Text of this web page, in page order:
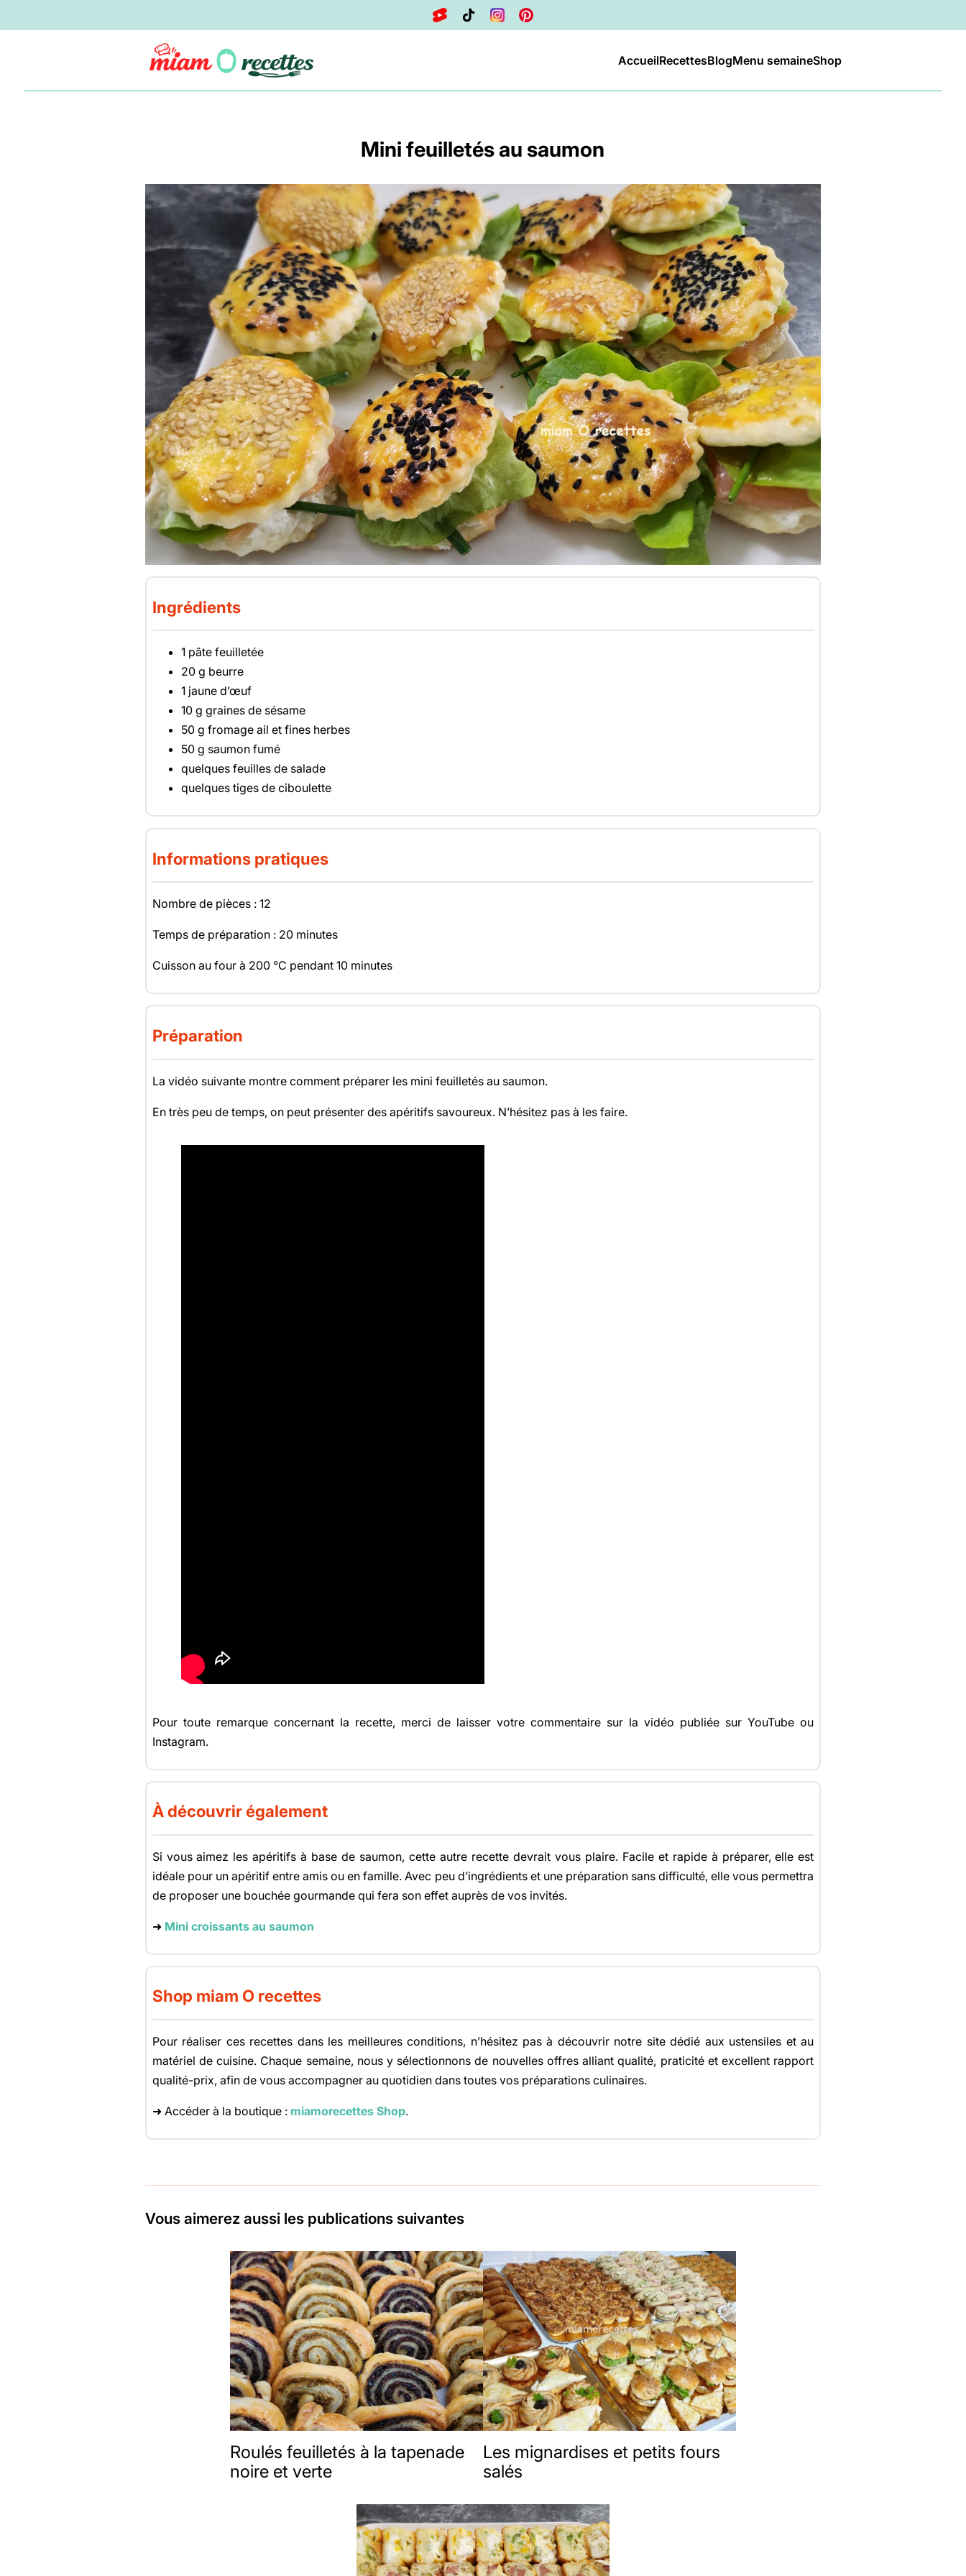
AccueilRecettesBlogMenu semaineShop
Mini feuilletés au saumon
Ingrédients
1 pâte feuilletée
20 g beurre
1 jaune d’œuf
10 g graines de sésame
50 g fromage ail et fines herbes
50 g saumon fumé
quelques feuilles de salade
quelques tiges de ciboulette
Informations pratiques
Nombre de pièces : 12
Temps de préparation : 20 minutes
Cuisson au four à 200 °C pendant 10 minutes
Préparation
La vidéo suivante montre comment préparer les mini feuilletés au saumon.
En très peu de temps, on peut présenter des apéritifs savoureux. N’hésitez pas à les faire.
Pour toute remarque concernant la recette, merci de laisser votre commentaire sur la vidéo publiée sur YouTube ou
Instagram.
À découvrir également
Si vous aimez les apéritifs à base de saumon, cette autre recette devrait vous plaire. Facile et rapide à préparer, elle est
idéale pour un apéritif entre amis ou en famille. Avec peu d’ingrédients et une préparation sans difficulté, elle vous permettra
de proposer une bouchée gourmande qui fera son effet auprès de vos invités.
➜ Mini croissants au saumon
Shop miam O recettes
Pour réaliser ces recettes dans les meilleures conditions, n’hésitez pas à découvrir notre site dédié aux ustensiles et au
matériel de cuisine. Chaque semaine, nous y sélectionnons de nouvelles offres alliant qualité, praticité et excellent rapport
qualité-prix, afin de vous accompagner au quotidien dans toutes vos préparations culinaires.
➜ Accéder à la boutique : miamorecettes Shop.
Vous aimerez aussi les publications suivantes
Roulés feuilletés à la tapenade
noire et verte
Les mignardises et petits fours
salés